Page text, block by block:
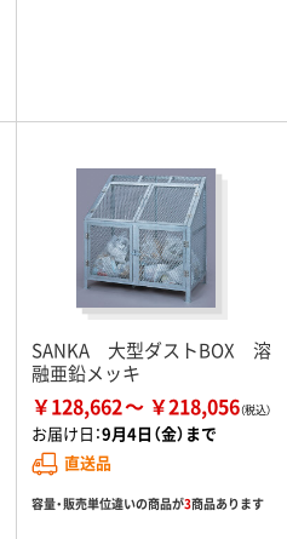
SANKA 大型ダストBOX 溶
融亜鉛メッキ
￥128,662 ￥218,056
お届け日：9月4日（金）まで
直送品
容量・販売単位違いの商品が3商品あります